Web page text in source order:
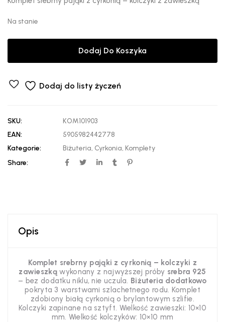
Na stanie
Dodaj Do Koszyka
Dodaj do listy życzeń
SKU:
KOM101903
EAN:
5905982442778
Kategorie:
Biżuteria, Cyrkonia, Komplety
Share:
Opis
Komplet srebrny pająki z cyrkonią – kolczyki z
zawieszką wykonany z najwyższej próby srebra 925
– bez dodatku niklu, nie uczula. Biżuteria dodatkowo
pokryta 3 warstwami szlachetnego rodu. Komplet
zdobiony białą cyrkonią o brylantowym szlifie.
Kolczyki zapinane na sztyft. Wielkość zawieszki: 10×10
mm. Wielkość kolczyków: 10×10 mm